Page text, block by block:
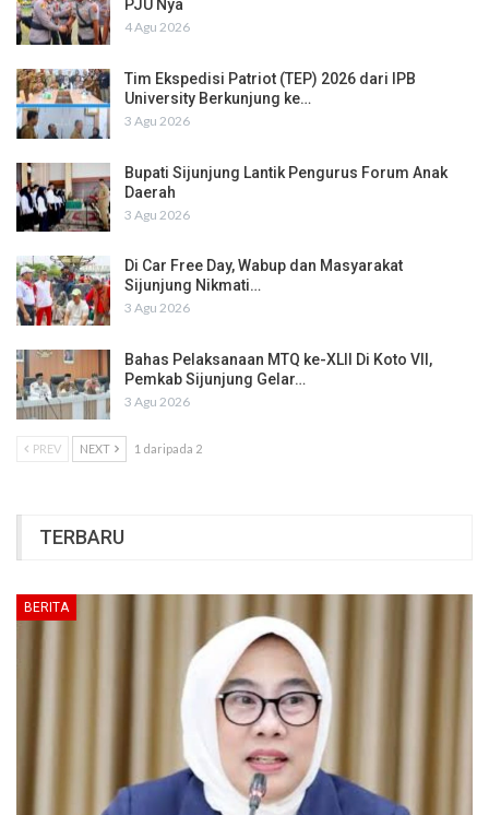
PJU Nya
4 Agu 2026
Tim Ekspedisi Patriot (TEP) 2026 dari IPB
University Berkunjung ke…
3 Agu 2026
Bupati Sijunjung Lantik Pengurus Forum Anak
Daerah
3 Agu 2026
Di Car Free Day, Wabup dan Masyarakat
Sijunjung Nikmati…
3 Agu 2026
Bahas Pelaksanaan MTQ ke-XLII Di Koto VII,
Pemkab Sijunjung Gelar…
3 Agu 2026
PREV NEXT 1 daripada 2
TERBARU
BERITA